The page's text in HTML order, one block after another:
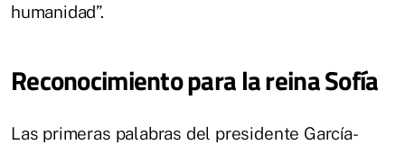
humanidad”.
Reconocimiento para la reina Sofía
Las primeras palabras del presidente García-